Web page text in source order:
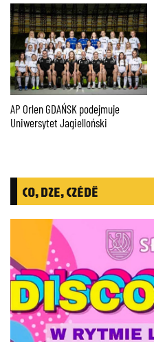
AP Orlen GDAŃSK podejmuje
Uniwersytet Jagielloński
CO, DZE, CZÉDË